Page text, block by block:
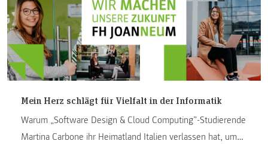
Mein Herz schlägt für Vielfalt in der Informatik
Warum „Software Design & Cloud Computing”-Studierende
Martina Carbone ihr Heimatland Italien verlassen hat, um